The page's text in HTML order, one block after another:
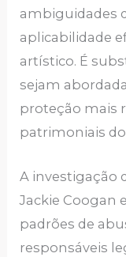
ambiguidades
aplicabilidade
artístico. É
sejam
proteção mais
patrimoniais
A investigação
Jackie Coogan
padrões de
responsáveis